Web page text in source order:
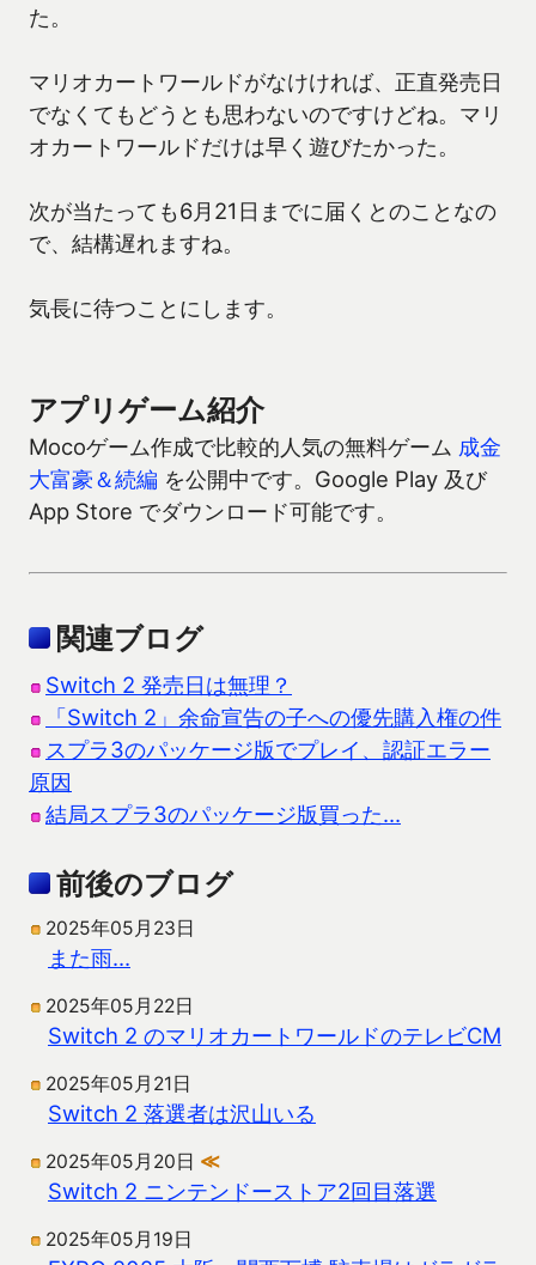
た。
マリオカートワールドがなけければ、正直発売日
でなくてもどうとも思わないのですけどね。マリ
オカートワールドだけは早く遊びたかった。
次が当たっても6月21日までに届くとのことなの
で、結構遅れますね。
気長に待つことにします。
アプリゲーム紹介
Mocoゲーム作成で比較的人気の無料ゲーム 成金
大富豪＆続編 を公開中です。Google Play 及び
App Store でダウンロード可能です。
関連ブログ
Switch 2 発売日は無理？
「Switch 2」余命宣告の子への優先購入権の件
スプラ3のパッケージ版でプレイ、認証エラー
原因
結局スプラ3のパッケージ版買った…
前後のブログ
2025年05月23日
また雨…
2025年05月22日
Switch 2 のマリオカートワールドのテレビCM
2025年05月21日
Switch 2 落選者は沢山いる
2025年05月20日 ≪
Switch 2 ニンテンドーストア2回目落選
2025年05月19日